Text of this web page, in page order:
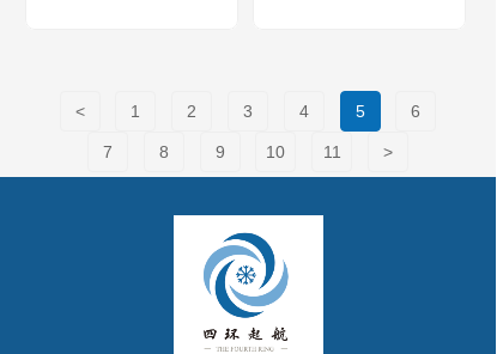
< 1 2 3 4 5 6
7 8 9 10 11 >